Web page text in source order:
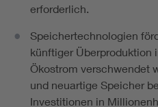
erforderlich.
Speichertechnologien
künftiger Überproduktion
Ökostrom verschwendet
und neuartige Speicher
Investitionen in